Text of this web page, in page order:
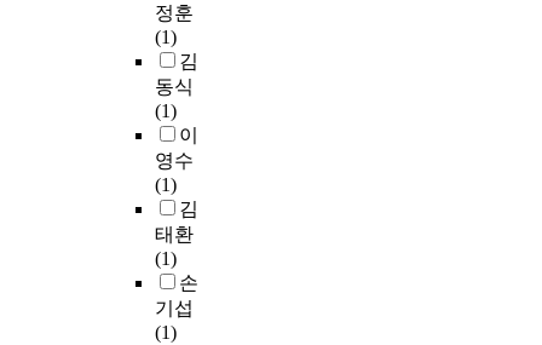
정훈
(1)
김
동식
(1)
이
영수
(1)
김
태환
(1)
손
기섭
(1)